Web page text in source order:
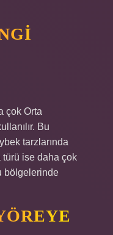
çok Orta
Bu
tarzlarında
türü ise daha çok
bölgelerinde